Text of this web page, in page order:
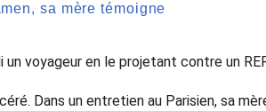
sa mère témoigne
un voyageur en le projetant contre un
Dans un entretien au Parisien, sa